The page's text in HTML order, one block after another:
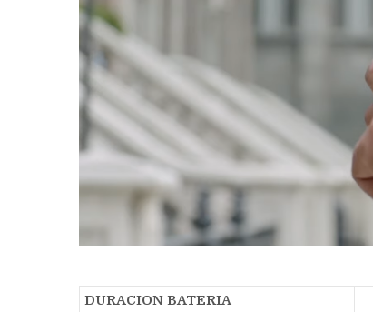
DURACION BATERIA